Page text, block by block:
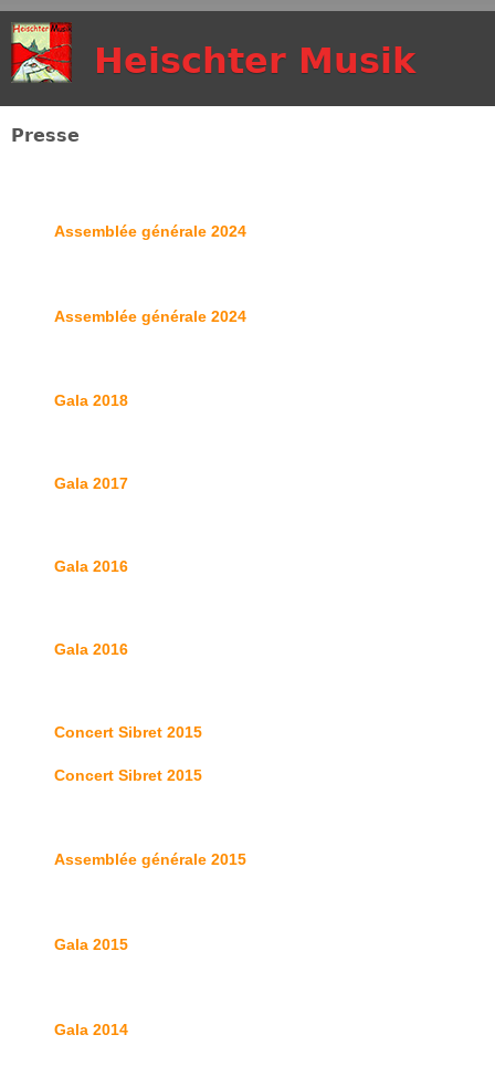
principal
Heischter Musik
Presse
Assemblée générale 2024
Assemblée générale 2024
Gala 2018
Gala 2017
Gala 2016
Gala 2016
Concert Sibret 2015
Concert Sibret 2015
Assemblée générale 2015
Gala 2015
Gala 2014